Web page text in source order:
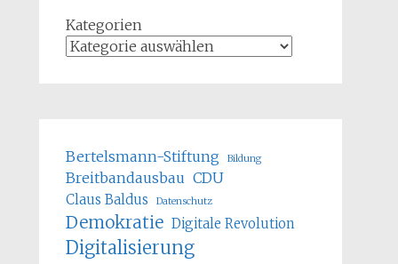
Kategorien
Bertelsmann-Stiftung Bildung
Breitbandausbau CDU
Claus Baldus Datenschutz
Demokratie Digitale Revolution
Digitalisierung